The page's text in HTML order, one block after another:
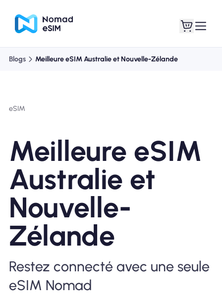
Forfaits
À propos de l'eSIM
Pourquoi Nomad eSIM
Utiliser une eSIM
Blogs Meilleure eSIM Australie et Nouvelle-Zélande
eSIM
Meilleure eSIM
Australie et
Nouvelle-
Zélande
Restez connecté avec une seule
eSIM Nomad